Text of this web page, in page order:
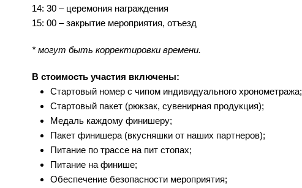
14: 30 – церемония награждения
15: 00 – закрытие мероприятия, отъезд
* могут быть корректировки времени.
В стоимость участия включены:
Стартовый номер с чипом индивидуального хронометража;
Стартовый пакет (рюкзак, сувенирная продукция);
Медаль каждому финишеру;
Пакет финишера (вкусняшки от наших партнеров);
Питание по трассе на пит стопах;
Питание на финише;
Обеспечение безопасности мероприятия;